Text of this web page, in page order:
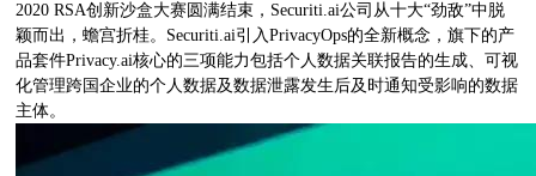
2020 RSA创新沙盒大赛圆满结束，Securiti.ai公司从十大“劲敌”中脱
颖而出，蟾宫折桂。Securiti.ai引入PrivacyOps的全新概念，旗下的产
品套件Privacy.ai核心的三项能力包括个人数据关联报告的生成、可视
化管理跨国企业的个人数据及数据泄露发生后及时通知受影响的数据
主体。